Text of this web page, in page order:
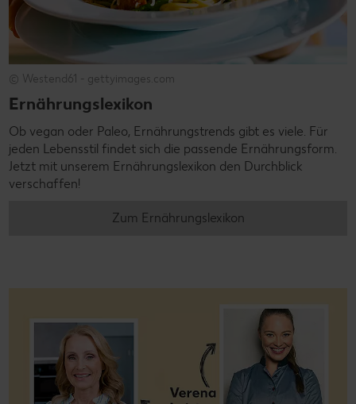
© Westend61 - gettyimages.com
Ernährungslexikon
Ob vegan oder Paleo, Ernährungstrends gibt es viele. Für
jeden Lebensstil findet sich die passende Ernährungsform.
Jetzt mit unserem Ernährungslexikon den Durchblick
verschaffen!
Zum Ernährungslexikon